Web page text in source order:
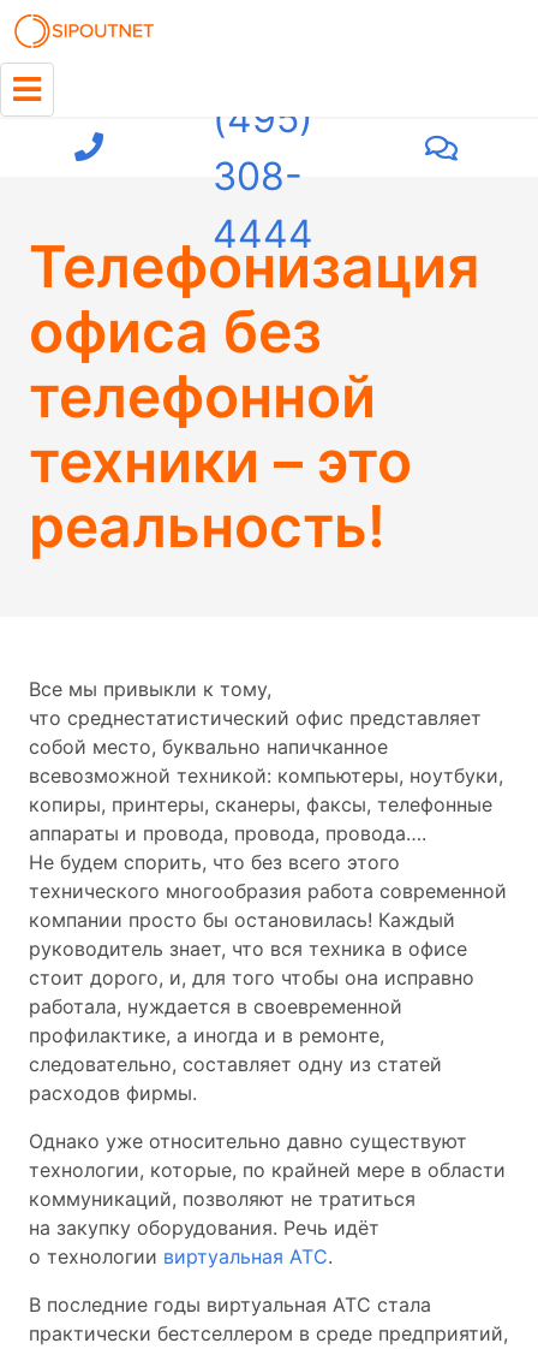
(495)
308-
4444
Телефонизация
офиса без
телефонной
техники – это
реальность!
Все мы привыкли к тому,
что среднестатистический офис представляет
собой место, буквально напичканное
всевозможной техникой: компьютеры, ноутбуки,
копиры, принтеры, сканеры, факсы, телефонные
аппараты и провода, провода, провода….
Не будем спорить, что без всего этого
технического многообразия работа современной
компании просто бы остановилась! Каждый
руководитель знает, что вся техника в офисе
стоит дорого, и, для того чтобы она исправно
работала, нуждается в своевременной
профилактике, а иногда и в ремонте,
следовательно, составляет одну из статей
расходов фирмы.
Однако уже относительно давно существуют
технологии, которые, по крайней мере в области
коммуникаций, позволяют не тратиться
на закупку оборудования. Речь идёт
о технологии виртуальная АТС.
В последние годы виртуальная АТС стала
практически бестселлером в среде предприятий,